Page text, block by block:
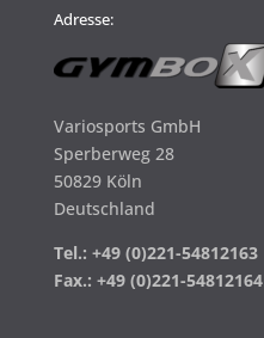
Adresse:
Variosports GmbH
Sperberweg 28
50829 Köln
Deutschland
Tel.: +49 (0)221-54812163
Fax.: +49 (0)221-54812164